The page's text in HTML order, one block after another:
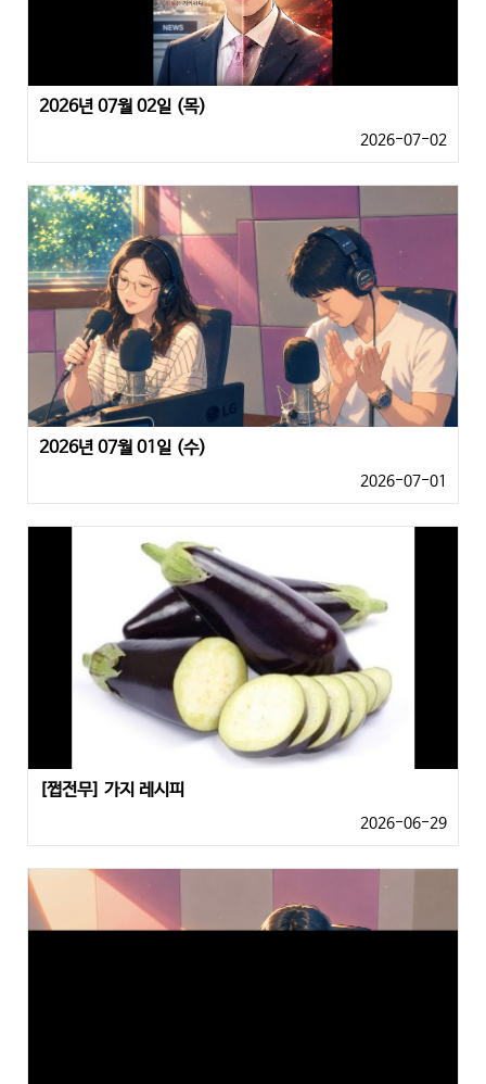
2026년 07월 02일 (목)
2026-07-02
2026년 07월 01일 (수)
2026-07-01
[쩝전무] 가지 레시피
2026-06-29